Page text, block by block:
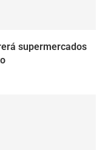
supermercados